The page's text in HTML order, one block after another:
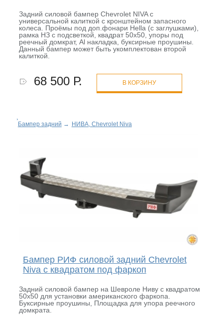
Задний силовой бампер Chevrolet NIVA с
универсальной калиткой с кронштейном запасного
колеса. Проёмы под доп.фонари Hella (с заглушками),
рамка НЗ с подсветкой, квадрат 50х50, упоры под
реечный домкрат, Al накладка, буксирные проушины.
Данный бампер может быть укомплектован второй
калиткой.
68 500 Р. В КОРЗИНУ
Бампер задний → НИВА, Chevrolet Niva
Бампер РИФ силовой задний Chevrolet
Niva с квадратом под фаркоп
Задний силовой бампер на Шевроле Ниву с квадратом
50х50 для установки американского фаркопа.
Буксирные проушины, Площадка для упора реечного
домкрата.